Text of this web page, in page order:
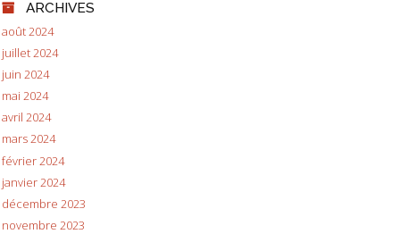
ARCHIVES
août 2024
juillet 2024
juin 2024
mai 2024
avril 2024
mars 2024
février 2024
janvier 2024
décembre 2023
novembre 2023